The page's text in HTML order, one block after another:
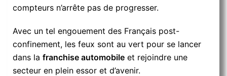
compteurs n’arrête pas de progresser.
Avec un tel engouement des Français post-
confinement, les feux sont au vert pour se lancer
dans la franchise automobile et rejoindre une
secteur en plein essor et d’avenir.